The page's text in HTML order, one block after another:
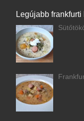
Legújabb frankfurti